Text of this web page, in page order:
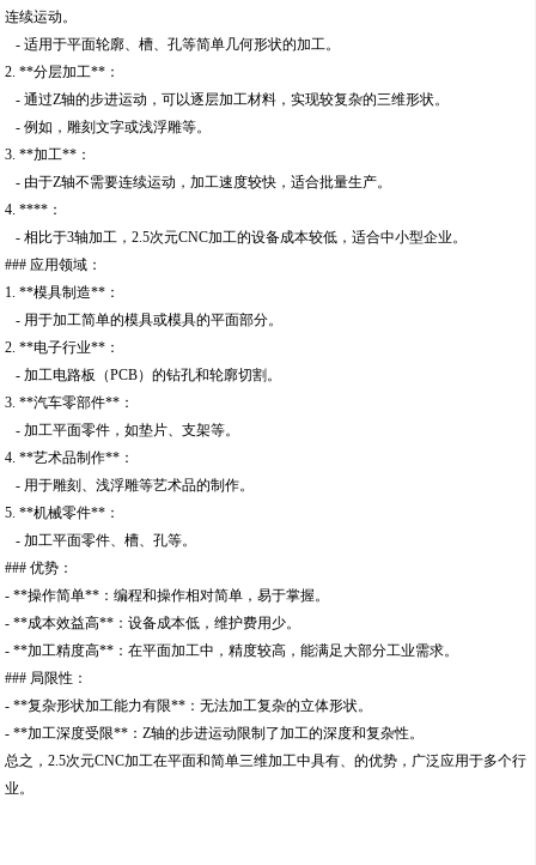
连续运动。
- 适用于平面轮廓、槽、孔等简单几何形状的加工。
2. **分层加工**：
- 通过Z轴的步进运动，可以逐层加工材料，实现较复杂的三维形状。
- 例如，雕刻文字或浅浮雕等。
3. **加工**：
- 由于Z轴不需要连续运动，加工速度较快，适合批量生产。
4. ****：
- 相比于3轴加工，2.5次元CNC加工的设备成本较低，适合中小型企业。
### 应用领域：
1. **模具制造**：
- 用于加工简单的模具或模具的平面部分。
2. **电子行业**：
- 加工电路板（PCB）的钻孔和轮廓切割。
3. **汽车零部件**：
- 加工平面零件，如垫片、支架等。
4. **艺术品制作**：
- 用于雕刻、浅浮雕等艺术品的制作。
5. **机械零件**：
- 加工平面零件、槽、孔等。
### 优势：
- **操作简单**：编程和操作相对简单，易于掌握。
- **成本效益高**：设备成本低，维护费用少。
- **加工精度高**：在平面加工中，精度较高，能满足大部分工业需求。
### 局限性：
- **复杂形状加工能力有限**：无法加工复杂的立体形状。
- **加工深度受限**：Z轴的步进运动限制了加工的深度和复杂性。
总之，2.5次元CNC加工在平面和简单三维加工中具有、的优势，广泛应用于多个行
业。